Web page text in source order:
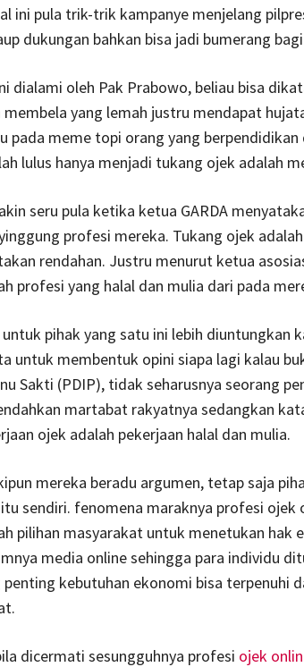
ini pula trik-trik kampanye menjelang
dukungan bahkan bisa jadi bumerang
dialami oleh Pak Prabowo, beliau bisa
membela yang lemah justru mendapat
pada meme topi orang yang berpendidikan
lulus hanya menjadi tukang ojek adalah
seru pula ketika ketua GARDA
profesi mereka. Tukang ojek
rendahan. Justru menurut ketua
profesi yang halal dan mulia dari pada
untuk pihak yang satu ini lebih diuntungkan
untuk membentuk opini siapa lagi kalau
Sakti (PDIP), tidak seharusnya seorang
martabat rakyatnya sedangkan
ojek adalah pekerjaan halal dan mulia.
mereka beradu argumen, tetap saja
sendiri. fenomena maraknya profesi ojek
pilihan masyarakat untuk menetukan hak
media online sehingga para individu
penting kebutuhan ekonomi bisa terpenuhi
dicermati sesungguhnya profesi ojek